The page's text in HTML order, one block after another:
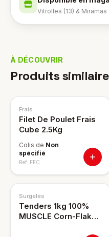
Vitrolles (13) & Miramas
À DÉCOUVRIR
Produits
Frais
Filet De Poulet Frais
Cube 2.5Kg
Colis de Non
spécifié
Ref. FFC
Surgelés
Tenders 1kg 100%
MUSCLE Corn-Flaks -